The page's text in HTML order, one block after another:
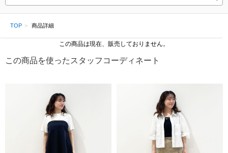
TOP 商品詳細
この商品は現在、販売しておりません。
この商品を使ったスタッフコーディネート